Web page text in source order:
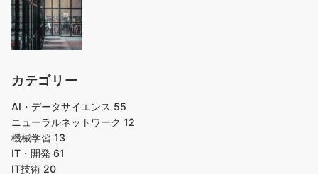
カテゴリー
AI・データサイエンス 55
ニューラルネットワーク 12
機械学習 13
IT・開発 61
IT技術 20